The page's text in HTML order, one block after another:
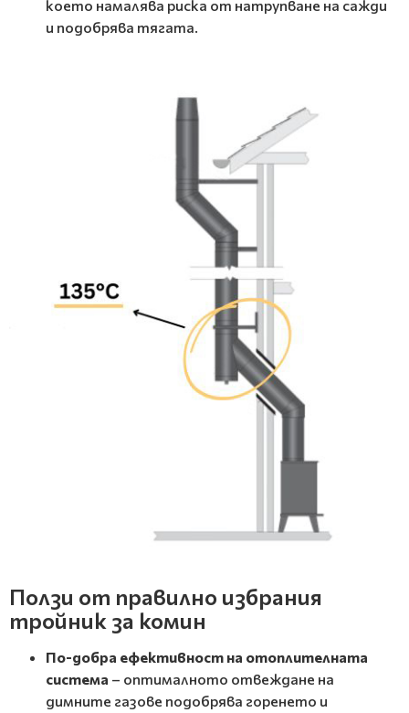
което намалява риска от натрупване на сажди
и подобрява тягата.
Ползи от правилно избрания
тройник за комин
По-добра ефективност на отоплителната
система – оптималното отвеждане на
димните газове подобрява горенето и